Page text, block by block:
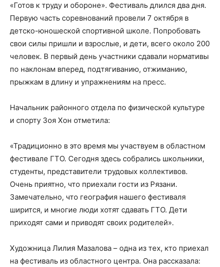
«Готов к труду и обороне». Фестиваль длился два дня.
Первую часть соревнований провели 7 октября в
детско-юношеской спортивной школе. Попробовать
свои силы пришли и взрослые, и дети, всего около 200
человек. В первый день участники сдавали нормативы
по наклонам вперед, подтягиванию, отжиманию,
прыжкам в длину и упражнениям на пресс.
Начальник районного отдела по физической культуре
и спорту Зоя Хон отметила:
«Традиционно в это время мы участвуем в областном
фестивале ГТО. Сегодня здесь собрались школьники,
студенты, представители трудовых коллективов.
Очень приятно, что приехали гости из Рязани.
Замечательно, что география нашего фестиваля
ширится, и многие люди хотят сдавать ГТО. Дети
приходят сами и приводят своих родителей».
Художница Лилия Мазалова – одна из тех, кто приехал
на фестиваль из областного центра. Она рассказала: